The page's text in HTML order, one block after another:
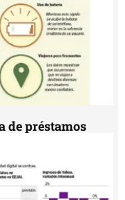
de préstamos